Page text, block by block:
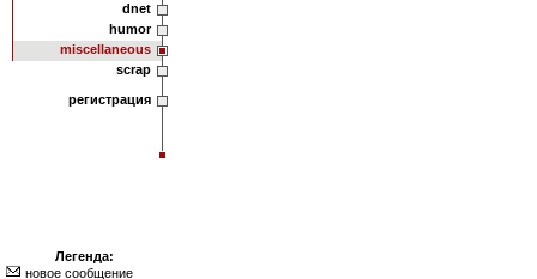
dnet
humor
miscellaneous
scrap
регистрация
Легенда:
новое сообщение